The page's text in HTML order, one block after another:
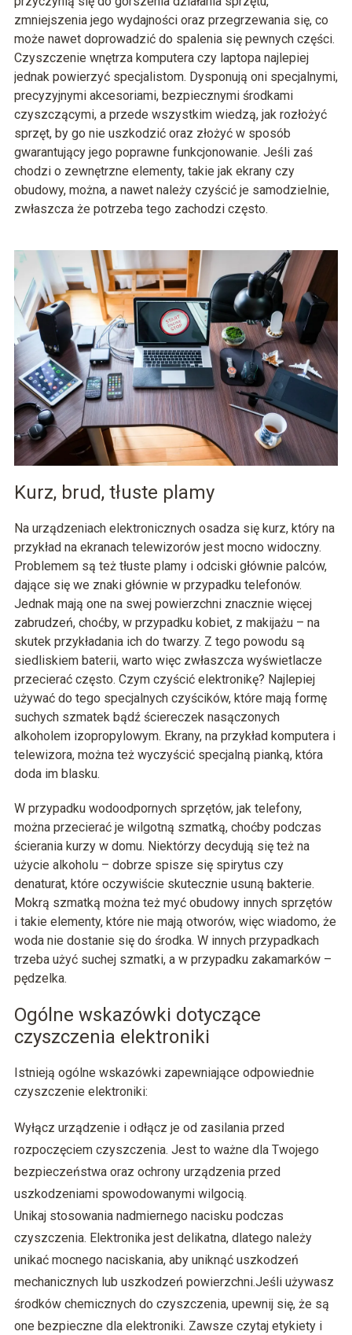
zmniejszenia jego wydajności oraz przegrzewania się, co
może nawet doprowadzić do spalenia się pewnych części.
Czyszczenie wnętrza komputera czy laptopa najlepiej
jednak powierzyć specjalistom. Dysponują oni specjalnymi,
precyzyjnymi akcesoriami, bezpiecznymi środkami
czyszczącymi, a przede wszystkim wiedzą, jak rozłożyć
sprzęt, by go nie uszkodzić oraz złożyć w sposób
gwarantujący jego poprawne funkcjonowanie. Jeśli zaś
chodzi o zewnętrzne elementy, takie jak ekrany czy
obudowy, można, a nawet należy czyścić je samodzielnie,
zwłaszcza że potrzeba tego zachodzi często.
Kurz, brud, tłuste plamy
Na urządzeniach elektronicznych osadza się kurz, który na
przykład na ekranach telewizorów jest mocno widoczny.
Problemem są też tłuste plamy i odciski głównie palców,
dające się we znaki głównie w przypadku telefonów.
Jednak mają one na swej powierzchni znacznie więcej
zabrudzeń, choćby, w przypadku kobiet, z makijażu – na
skutek przykładania ich do twarzy. Z tego powodu są
siedliskiem baterii, warto więc zwłaszcza wyświetlacze
przecierać często. Czym czyścić elektronikę? Najlepiej
używać do tego specjalnych czyścików, które mają formę
suchych szmatek bądź ściereczek nasączonych
alkoholem izopropylowym. Ekrany, na przykład komputera i
telewizora, można też wyczyścić specjalną pianką, która
doda im blasku.
W przypadku wodoodpornych sprzętów, jak telefony,
można przecierać je wilgotną szmatką, choćby podczas
ścierania kurzy w domu. Niektórzy decydują się też na
użycie alkoholu – dobrze spisze się spirytus czy
denaturat, które oczywiście skutecznie usuną bakterie.
Mokrą szmatką można też myć obudowy innych sprzętów
i takie elementy, które nie mają otworów, więc wiadomo, że
woda nie dostanie się do środka. W innych przypadkach
trzeba użyć suchej szmatki, a w przypadku zakamarków –
pędzelka.
Ogólne wskazówki dotyczące
czyszczenia elektroniki
Istnieją ogólne wskazówki zapewniające odpowiednie
czyszczenie elektroniki:
Wyłącz urządzenie i odłącz je od zasilania przed
rozpoczęciem czyszczenia. Jest to ważne dla Twojego
bezpieczeństwa oraz ochrony urządzenia przed
uszkodzeniami spowodowanymi wilgocią.
Unikaj stosowania nadmiernego nacisku podczas
czyszczenia. Elektronika jest delikatna, dlatego należy
unikać mocnego naciskania, aby uniknąć uszkodzeń
mechanicznych lub uszkodzeń powierzchni.Jeśli używasz
środków chemicznych do czyszczenia, upewnij się, że są
one bezpieczne dla elektroniki. Zawsze czytaj etykiety i